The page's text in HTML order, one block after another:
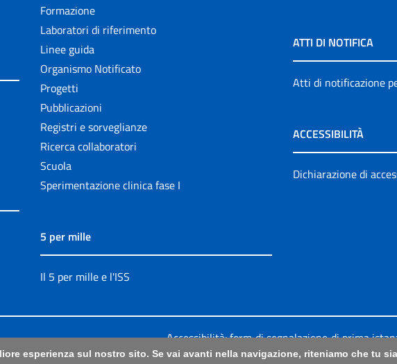
Formazione
Laboratori di riferimento
Linee guida
Organismo Notificato
Progetti
Pubblicazioni
Registri e sorveglianze
Ricerca collaboratori
Scuola
Sperimentazione clinica fase I
5 per mille
Il 5 per mille e l'ISS
ATTI DI NOTIFICA
Atti di notificazione
ACCESSIBILITÀ
Dichiarazione di
Accessibilità: form di segnalazione di prima
Legali|Sitemap
esperienza sul nostro sito. Se vai avanti nella navigazione, riteniamo che tu